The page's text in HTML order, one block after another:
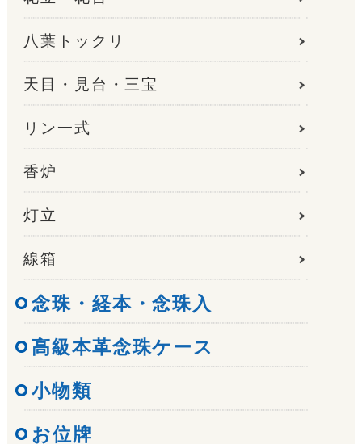
八葉トックリ
天目・見台・三宝
リン一式
香炉
灯立
線箱
念珠・経本・念珠入
高級本革念珠ケース
小物類
お位牌